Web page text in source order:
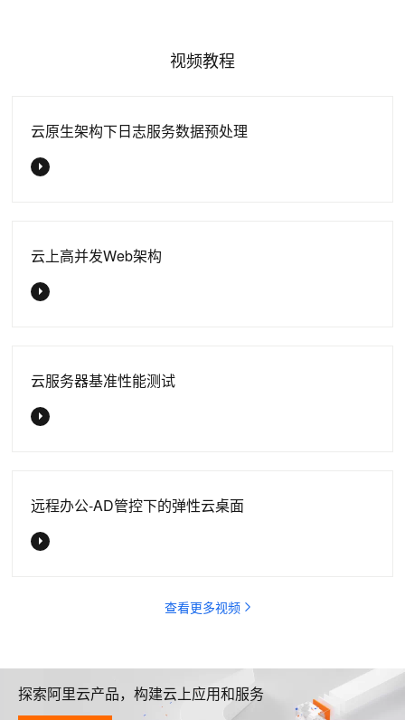
视频教程
云原生架构下日志服务数据预处理
云上高并发Web架构
云服务器基准性能测试
远程办公-AD管控下的弹性云桌面
查看更多视频
探索阿里云产品，构建云上应用和服务